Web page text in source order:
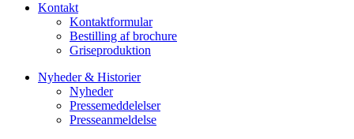
Kontakt
Kontaktformular
Bestilling af brochure
Griseproduktion
Nyheder & Historier
Nyheder
Pressemeddelelser
Presseanmeldelse